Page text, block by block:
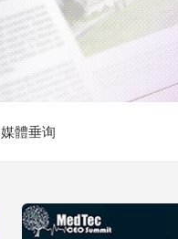
媒體垂询